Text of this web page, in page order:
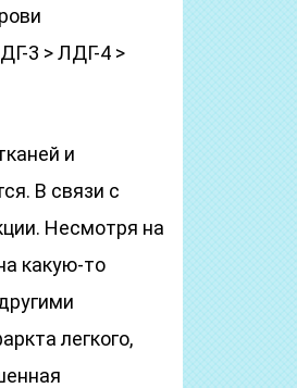
3 > ЛДГ-4 >
и
В связи с
Несмотря на
какую-то
легкого,